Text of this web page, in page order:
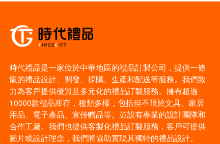
時代禮品是一家位於中華地區的禮品訂製公司，提供一條
龍的禮品設計、開發、採購、生產和配送等服務。我們致
力為客戶提供優質且多元化的禮品訂製服務。擁有超過
10000款禮品庫存，種類多樣，包括但不限於文具、家居
用品、電子產品、宣传赠品等。並設有專業的設計團隊和
合作工廠。我們也提供客製化禮品訂製服務，客戶可提供
圖片或設計理念，我們將協助實現其獨特的禮品設計。